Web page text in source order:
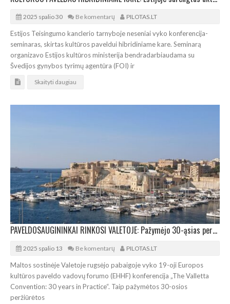
2025 spalio 30 Be komentarų PILOTAS.LT
Estijos Teisingumo kanclerio tarnyboje neseniai vyko konferencija-
seminaras, skirtas kultūros paveldui hibridiniame kare. Seminarą
organizavo Estijos kultūros ministerija bendradarbiaudama su
Švedijos gynybos tyrimų agentūra (FOI) ir
Skaityti daugiau
PAVELDOSAUGININKAI RINKOSI VALETOJE: Pažymėjo 30-ąsias peržiūrėtos konvencijos metines
2025 spalio 13 Be komentarų PILOTAS.LT
Maltos sostinėje Valetoje rugsėjo pabaigoje vyko 19-oji Europos
kultūros paveldo vadovų forumo (EHHF) konferencija „The Valletta
Convention: 30 years in Practice“. Taip pažymėtos 30-osios
peržiūrėtos